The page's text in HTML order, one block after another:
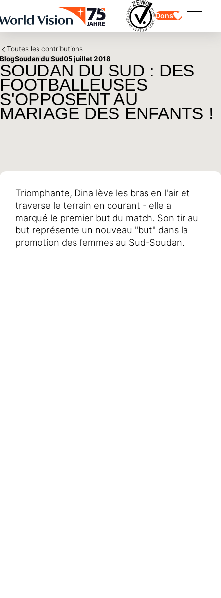
Dons
Parrainage d'enfants
Parrainage d'enfants
Testament et legs
Séisme au Venezuela
Aide à l'Ukraine
Aide au Soudan
Aide à l'Afghanistan
Tous les projets d'aide d'urgence
Utilisation des fonds
Rapport annuel et finances
Afrique
Amérique latine
Moyen-Orient et Europe
Toutes les contributions
BlogSoudan du Sud05 juillet 2018
SOUDAN DU SUD : DES
FOOTBALLEUSES
S'OPPOSENT AU
MARIAGE DES ENFANTS !
Triomphante, Dina lève les bras en l'air et
traverse le terrain en courant - elle a
marqué le premier but du match. Son tir au
but représente un nouveau "but" dans la
promotion des femmes au Sud-Soudan.